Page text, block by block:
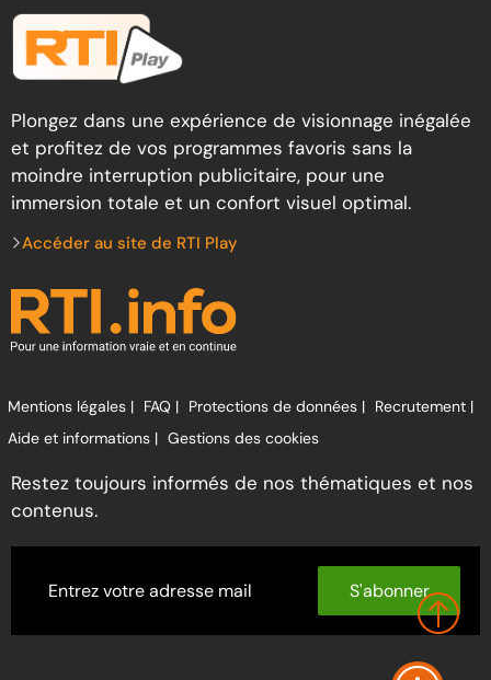
Plongez dans une expérience de visionnage inégalée
et profitez de vos programmes favoris sans la
moindre interruption publicitaire, pour une
immersion totale et un confort visuel optimal.
Accéder au site de RTI Play
Mentions légales | FAQ | Protections de données | Recrutement |
Aide et informations | Gestions des cookies
Restez toujours informés de nos thématiques et nos
contenus.
S'abonner